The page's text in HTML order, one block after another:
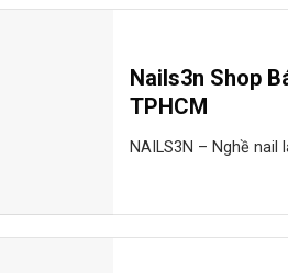
Nails3n Shop
TPHCM
NAILS3N – Nghề